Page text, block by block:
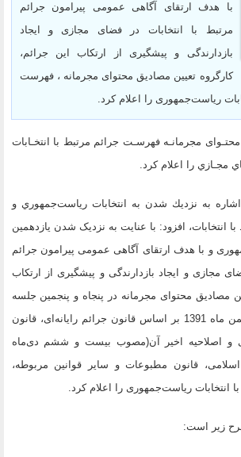
با هدف ارتقای آگاهی عمومی پیرامون جرائم
مرتبط با انتخابات در فضای مجازی و ایجاد
بازدارندگی و پیشگیری از ارتکاب این جرائم،
کارگروه تعیین مصادیق محتوای مجرمانه ، فهرست
ریاست‌جمهوری را اعلام كرد.
مجرمانـه فهرسـت جرائم مرتبط با انتخـابات
مجـازي را اعلام كرد.
اشاره به نزديك شدن به انتخابات رياست‌جمهوري و
انتخابات، افزود: با عنایت به نزدیک شدن یازدهمین
و با هدف ارتقای آگاهی عمومی پیرامون جرائم
مجازی و ایجاد بازدارندگی و پیشگیری از ارتکاب
مصادیق محتوای مجرمانه در پنجاه و پنجمین جلسه
خود در تاریخ هجدهم بهمن ماه 1391 بر اساس قانون جرائم رایانه‌ای، قانون
و اصلاحیه اخیر آن(مصوب بیست و ششم دی‌ماه
اسلامی، قانون مطبوعات و سایر قوانین مربوطه،
ریاست‌جمهوری را اعلام كرد.
زیر است: